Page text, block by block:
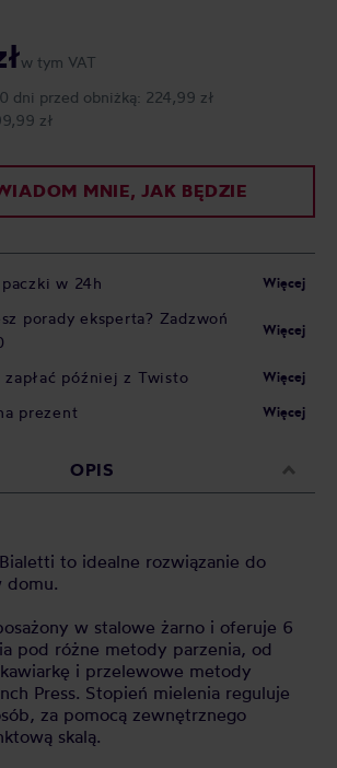
w tym VAT
dni przed obniżką: 224,99 zł
zł
MNIE, JAK BĘDZIE
w 24h Więcej
porady eksperta? Zadzwoń
Więcej
później z Twisto Więcej
prezent Więcej
OPIS
to idealne rozwiązanie do
domu.
w stalowe żarno i oferuje 6
pod różne metody parzenia, od
i przelewowe metody
Press. Stopień mielenia reguluje
za pomocą zewnętrznego
skalą.